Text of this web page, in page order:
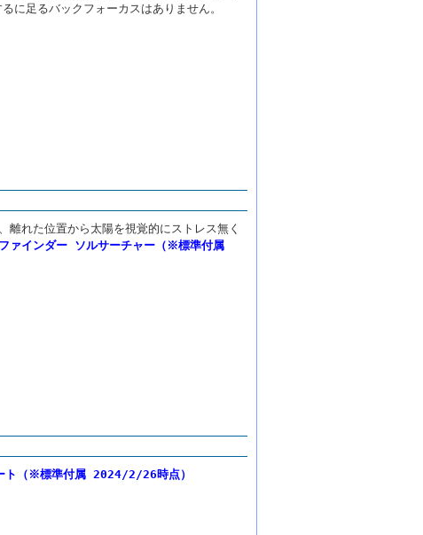
に足るバックフォーカスはありません。
離れた位置から太陽を視覚的にストレス無く
ァインダー ソルサーチャー（※標準付属
ト（※標準付属 2024/2/26時点）